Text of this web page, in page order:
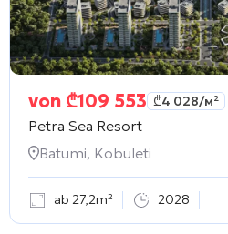
von ₾109 553 ₾4 028/м²
Petra Sea Resort
Batumi, Kobuleti
ab 27,2m² 2028